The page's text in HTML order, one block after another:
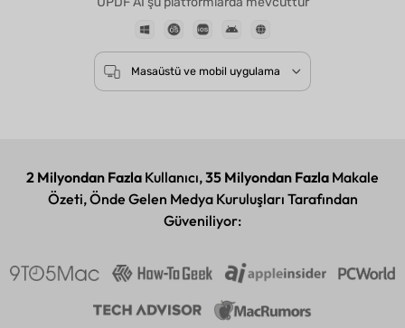
UPDF AI şu platformlarda mevcuttur
2 Milyondan Fazla Kullanıcı,35 Milyondan Fazla Makale
Özeti, Önde Gelen Medya Kuruluşları Tarafından
Güveniliyor: